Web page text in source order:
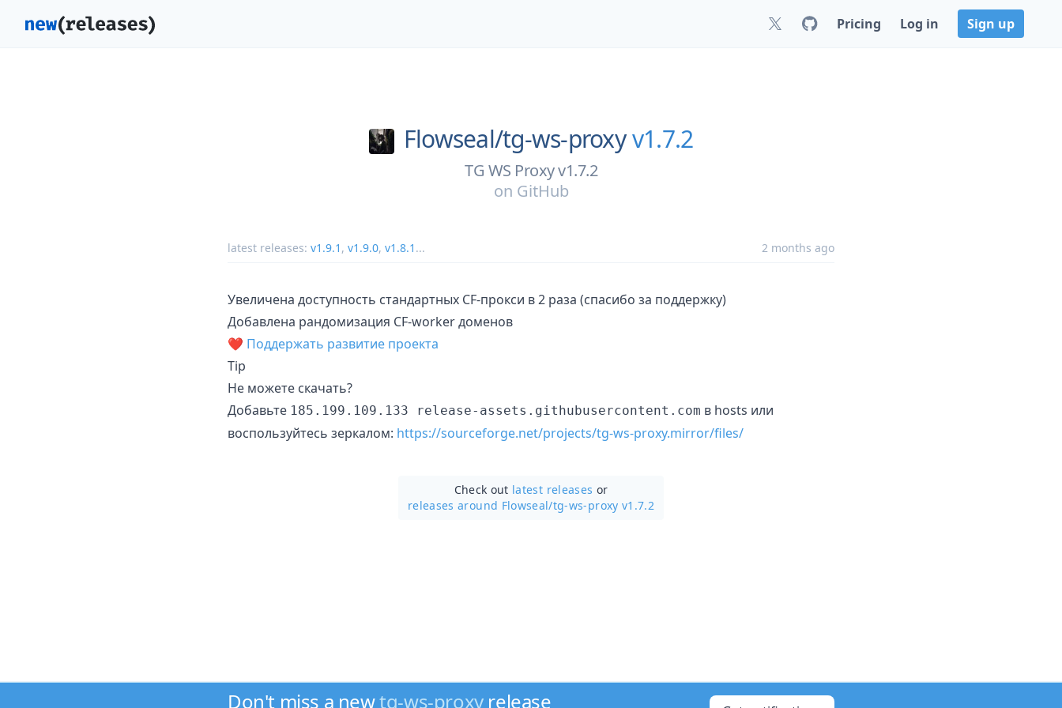
Pricing Log in Sign up
Flowseal/tg-ws-proxy v1.7.2
TG WS Proxy v1.7.2
on GitHub
latest releases: v1.9.1 , v1.9.0, v1.8.1 ... 2 months ago
Увеличена доступность стандартных CF-прокси в 2 раза (спасибо за поддержку)
Добавлена рандомизация CF-worker доменов
❤️ Поддержать развитие проекта
Tip
Не можете скачать?
Добавьте 185.199.109.133 release-assets.githubusercontent.com в hosts или
воспользуйтесь зеркалом: https://sourceforge.net/projects/tg-ws-proxy.mirror/files/
Check out latest releases or
releases around Flowseal/tg-ws-proxy v1.7.2
Don't miss a newtg-ws-proxyrelease